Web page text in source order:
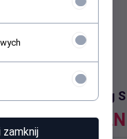
Noir Kleid lang S
341,90 PLN